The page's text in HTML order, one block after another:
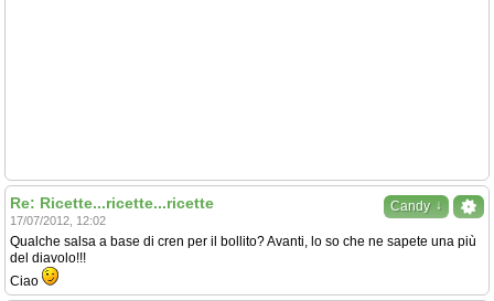
Candy ↓
Re: Ricette...ricette...ricette
17/07/2012, 12:02
Qualche salsa a base di cren per il bollito? Avanti, lo so che ne sapete una più
del diavolo!!!
Ciao